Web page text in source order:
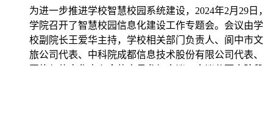
为进一步推进学校智慧校园系统建设，2024年2月29日，
学院召开了智慧校园信息化建设工作专题会。会议由学
校副院长王爱华主持，学校相关部门负责人、阆中市文
旅公司代表、中科院成都信息技术股份有限公司代表、